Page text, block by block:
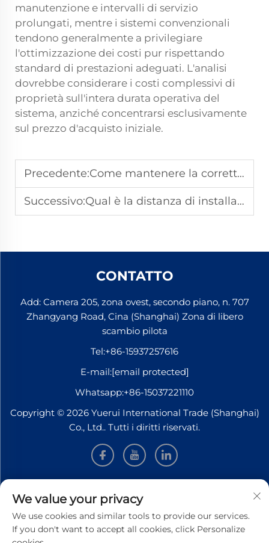
manutenzione e intervalli di servizio
prolungati, mentre i sistemi convenzionali
tendono generalmente a privilegiare
l'ottimizzazione dei costi pur rispettando
standard di prestazioni adeguati. L'analisi
dovrebbe considerare i costi complessivi di
proprietà sull'intera durata operativa del
sistema, anziché concentrarsi esclusivamente
sul prezzo d'acquisto iniziale.
Precedente:Come mantenere la corretta larghezza di carreggiata sulle linee ferroviarie ad alta velocità?
Successivo:Qual è la distanza di installazione consigliata per gli ancoraggi dei binari nelle ferrovie?
CONTATTO
Add: Camera 205, zona ovest, secondo piano, n. 707
Zhangyang Road, Cina (Shanghai) Zona di libero
scambio pilota
Tel:+86-15937257616
E-mail:[email protected]
Whatsapp:+86-15037221110
Copyright © 2026 Yuerui International Trade (Shanghai)
Co., Ltd.. Tutti i diritti riservati.
INFORMAZIONI
Iscriviti per ricevere la nostra newsletter settimanale
We value your privacy
We use cookies and similar tools to provide our services.
If you don't want to accept all cookies, click Personalize